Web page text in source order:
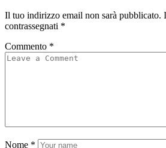
Il tuo indirizzo email non sarà pubblicato.
contrassegnati *
Commento *
Nome *